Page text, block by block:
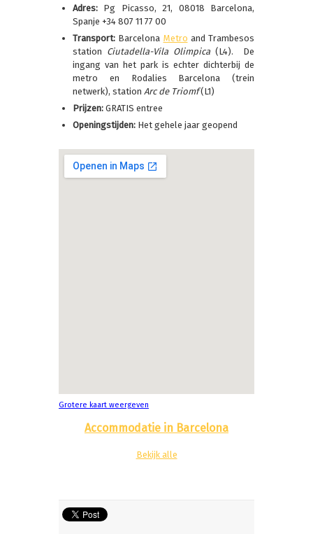
Adres: Pg Picasso, 21, 08018 Barcelona,
Spanje +34 807 11 77 00
Transport: Barcelona Metro and Trambesos
station Ciutadella-Vila Olimpica (L4). De
ingang van het park is echter dichterbij de
metro en Rodalies Barcelona (trein
netwerk), station Arc de Triomf(L1)
Prijzen: GRATIS entree
Openingstijden: Het gehele jaar geopend
Grotere kaart weergeven
Accommodatie in Barcelona
Bekijk alle